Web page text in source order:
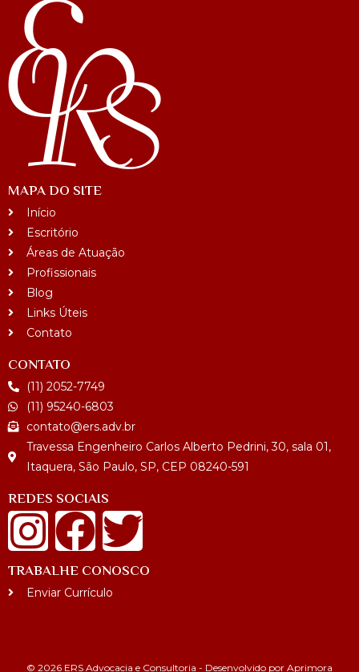
MAPA DO SITE
Início
Escritório
Áreas de Atuação
Profissionais
Blog
Links Úteis
Contato
CONTATO
(11) 2052-7749
(11) 95240-6803
contato@ers.adv.br
Travessa Engenheiro Carlos Alberto Pedrini, 30, sala 01,
Itaquera, São Paulo, SP, CEP 08240-591
REDES SOCIAIS
TRABALHE CONOSCO
Enviar Currículo
© 2026 ERS Advocacia e Consultoria - Desenvolvido por Aprimora